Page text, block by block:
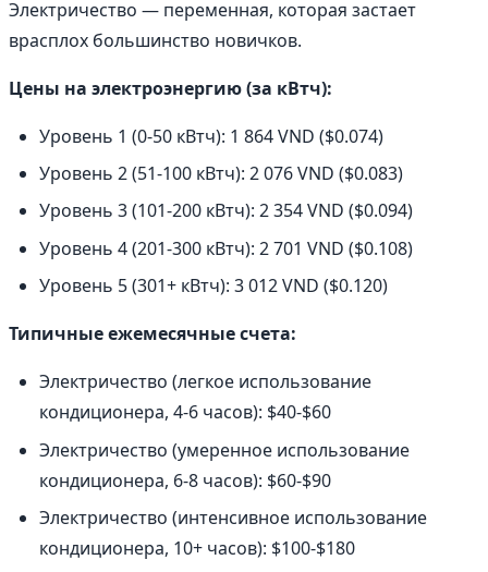
Электричество — переменная, которая застает
врасплох большинство новичков.
Цены на электроэнергию (за кВтч):
Уровень 1 (0-50 кВтч): 1 864 VND ($0.074)
Уровень 2 (51-100 кВтч): 2 076 VND ($0.083)
Уровень 3 (101-200 кВтч): 2 354 VND ($0.094)
Уровень 4 (201-300 кВтч): 2 701 VND ($0.108)
Уровень 5 (301+ кВтч): 3 012 VND ($0.120)
Типичные ежемесячные счета:
Электричество (легкое использование
кондиционера, 4-6 часов): $40-$60
Электричество (умеренное использование
кондиционера, 6-8 часов): $60-$90
Электричество (интенсивное использование
кондиционера, 10+ часов): $100-$180